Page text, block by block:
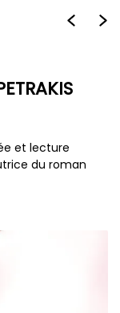
et lecture
du roman